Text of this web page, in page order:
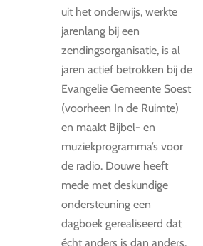
uit het onderwijs, werkte
jarenlang bij een
zendingsorganisatie, is al
jaren actief betrokken bij de
Evangelie Gemeente Soest
(voorheen In de Ruimte)
en maakt Bijbel- en
muziekprogramma’s voor
de radio. Douwe heeft
mede met deskundige
ondersteuning een
dagboek gerealiseerd dat
écht anders is dan anders.